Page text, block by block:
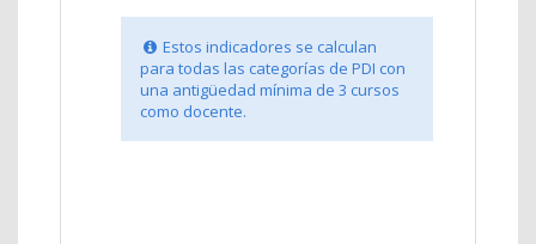
Estos indicadores se calculan
para todas las categorías de PDI con
una antigüedad mínima de 3 cursos
como docente.